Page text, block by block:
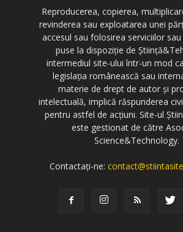
Reproducerea, copierea,
revinderea sau exploatarea unei
accesul sau folosirea serviciilor
puse la dispoziție de
intermediul site-ului într-un mod
legislația românească sau
materie de drept de autor și
intelectuală, implică răspunderea
pentru astfel de acțiuni. Site-ul
este gestionat de către
Science&Technology.
Contactați-ne: